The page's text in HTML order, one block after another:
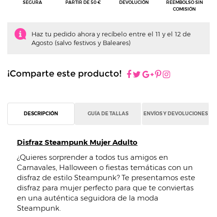
SEGURA PARTIR DE 50 € DEVOLUCIÓN
REEMBOLSO SIN
COMISIÓN
Haz tu pedido ahora y recíbelo entre el 11 y el 12 de
Agosto (salvo festivos y Baleares)
¡Comparte este producto!
DESCRIPCIÓN GUÍA DE TALLAS ENVÍOS Y DEVOLUCIONES
Disfraz Steampunk Mujer Adulto
¿Quieres sorprender a todos tus amigos en
Carnavales, Halloween o fiestas temáticas con un
disfraz de estilo Steampunk? Te presentamos este
disfraz para mujer perfecto para que te conviertas
en una auténtica seguidora de la moda
Steampunk.